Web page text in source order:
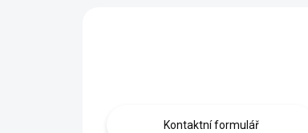
Kontaktní formulář